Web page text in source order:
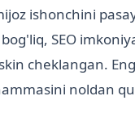
ishonchini
SEO
cheklangan.
noldan